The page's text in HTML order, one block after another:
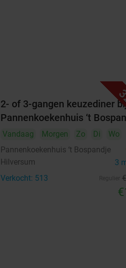
2- of 3-gangen keuzediner
Pannenkoekenhuis ‘t
Vandaag Morgen Zo Di
Wo
Pannenkoekenhuis ‘t Bospandje
Hilversum 3
Verkocht: 513